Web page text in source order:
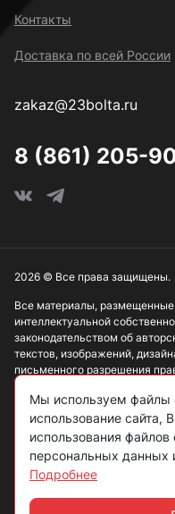
Контакты
Доставка по всей России
zakaz@23bolta.ru
8 (861) 205-
Все материалы,
интеллектуальной
законодательством об
текстов, изображений,
письменного разрешения
Информация,
ознакомительный характер
публичная оферта в
Политика конфиденциальности
Согласие на обработку
2026 © Все права защищены.
Мы используем файлы
использование сайта,
использования файлов
персональных данных
Подробнее